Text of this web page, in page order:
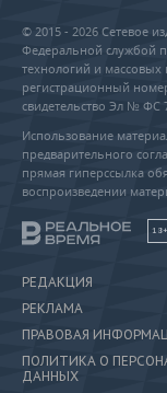
© 2015 - 2026 Сетевое
Федеральной службой
технологий и
регистрационный
свидетельство Эл № ФС
Использование
предварительного
прямая гиперссылка
воспроизведении
18+
РЕДАКЦИЯ
РЕКЛАМА
ПРАВОВАЯ
ПОЛИТИКА О
ДАННЫХ